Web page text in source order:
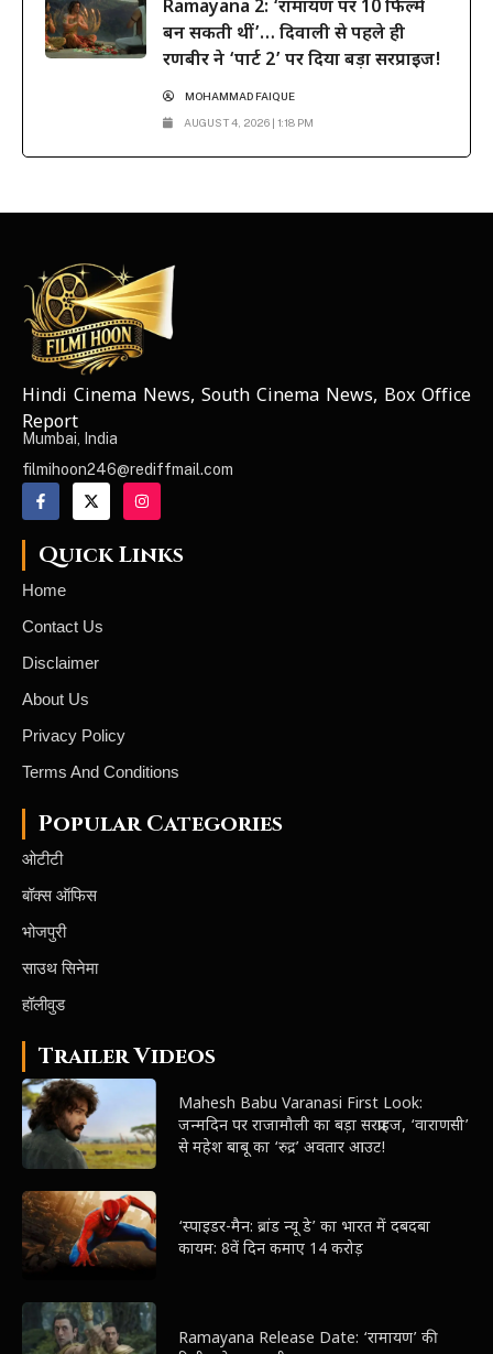
Ramayana 2: ‘रामायण पर 10 फिल्में
बन सकती थीं’… दिवाली से पहले ही
रणबीर ने ‘पार्ट 2’ पर दिया बड़ा सरप्राइज!
MOHAMMAD FAIQUE
AUGUST 4, 2026 | 1:18 PM
NEWS ELEMENTOR
Hindi Cinema News, South Cinema News, Box Office
Report
Mumbai, India
filmihoon246@rediffmail.com
Quick Links
Home
Contact Us
Disclaimer
About Us
Privacy Policy
Terms And Conditions
Popular Categories
ओटीटी
बॉक्स ऑफिस
भोजपुरी
साउथ सिनेमा
हॉलीवुड
Trailer Videos
Mahesh Babu Varanasi First Look:
जन्मदिन पर राजामौली का बड़ा सरप्राइज, ‘वाराणसी’
से महेश बाबू का ‘रुद्र’ अवतार आउट!
‘स्पाइडर-मैन: ब्रांड न्यू डे’ का भारत में दबदबा
कायम: 8वें दिन कमाए 14 करोड़
Ramayana Release Date: ‘रामायण’ की